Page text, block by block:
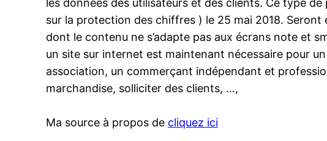
les données des utilisateurs et des clients. Ce type
sur la protection des chiffres ) le 25 mai 2018. Seront
dont le contenu ne s’adapte pas aux écrans note et
un site sur internet est maintenant nécessaire pour
association, un commerçant indépendant et
marchandise, solliciter des clients, …,
Ma source à propos de cliquez ici